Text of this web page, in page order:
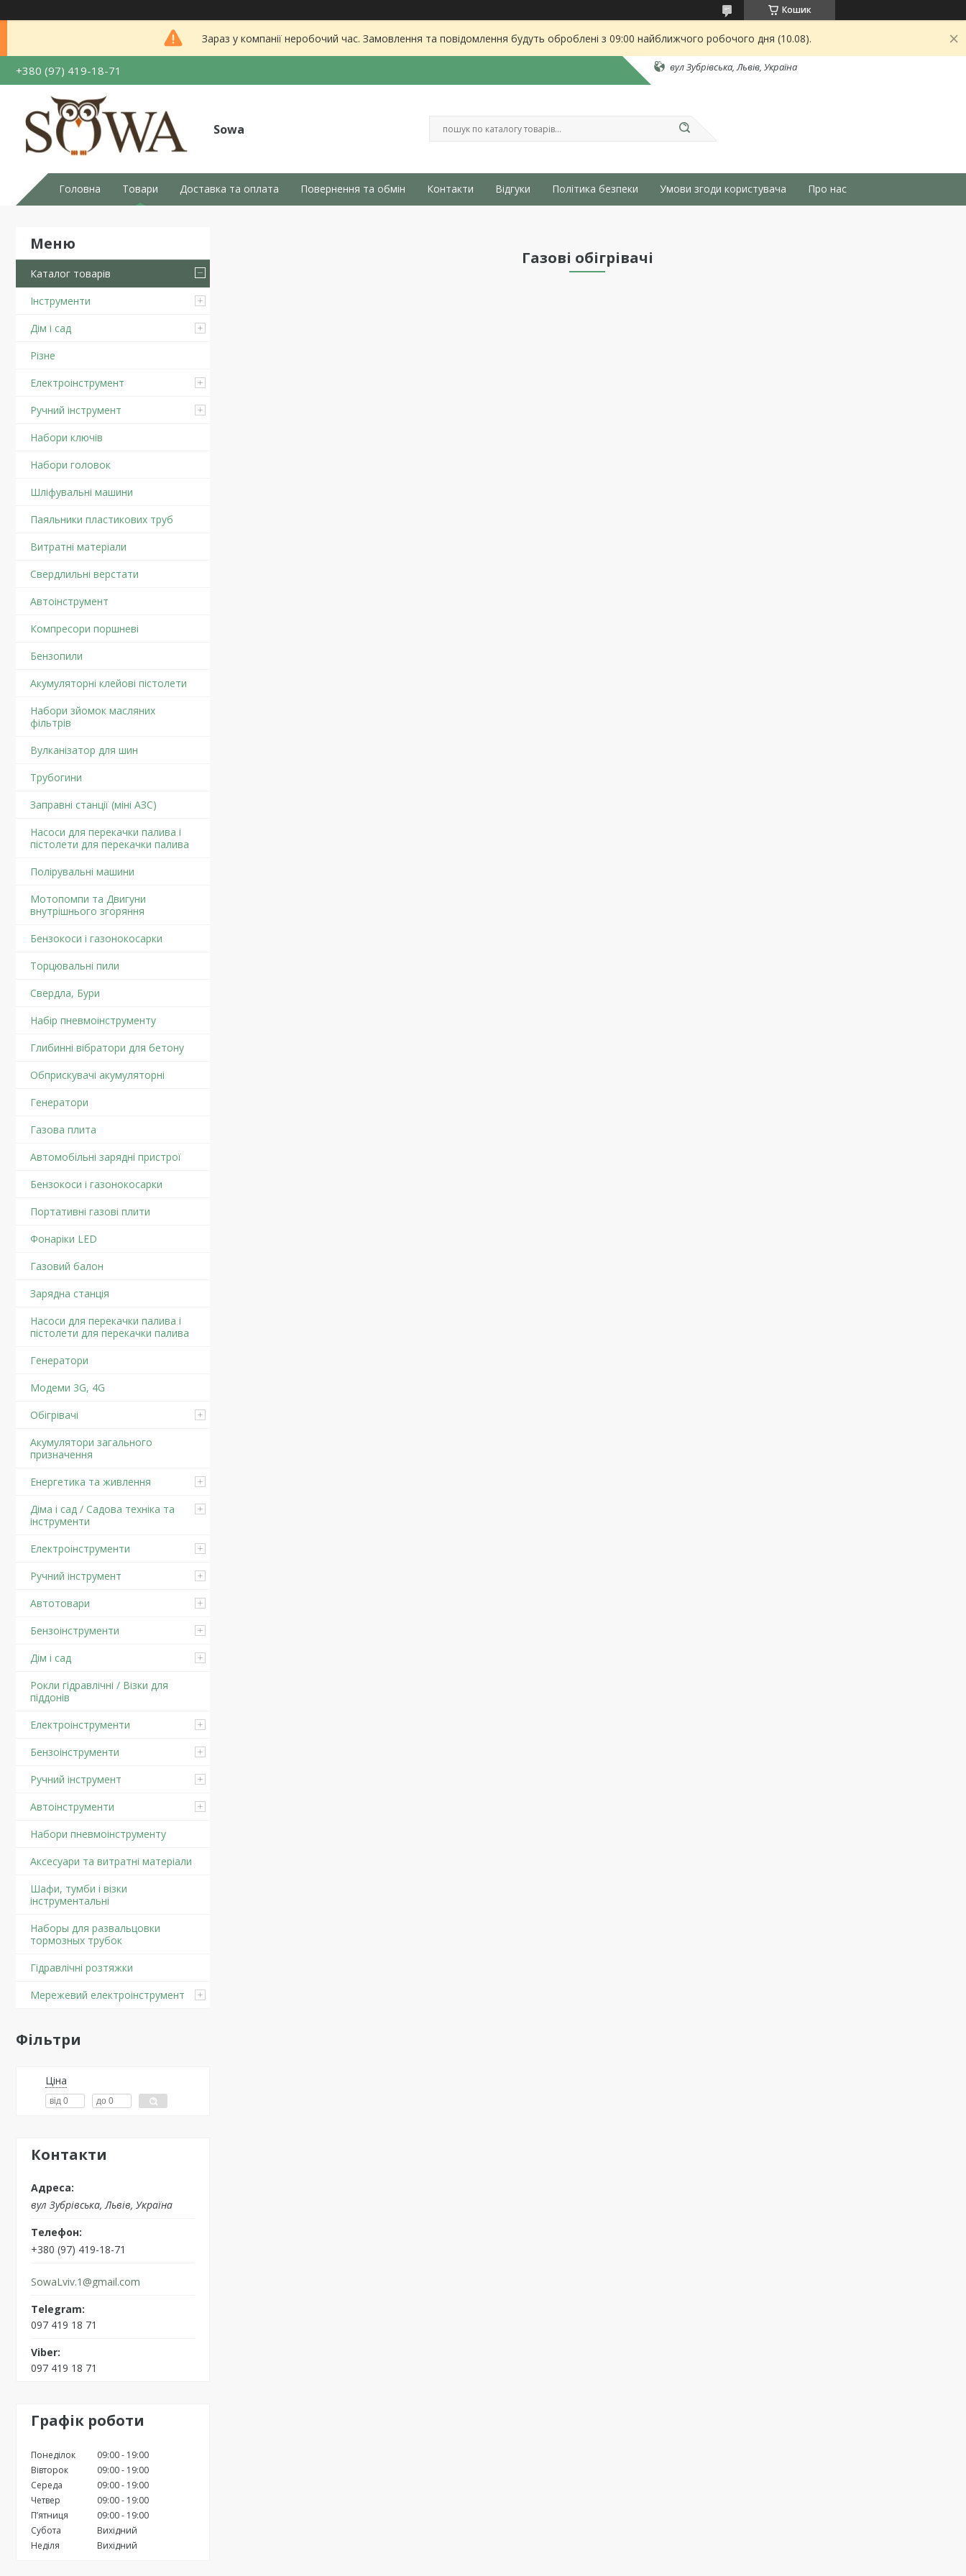
Кошик
Зараз у компанії неробочий час. Замовлення та повідомлення будуть оброблені з 09:00 найближчого робочого дня (10.08).
+380 (97) 419-18-71 вул Зубрівська, Львів, Україна
Sowa
Головна Товари Доставка та оплата Повернення та обмін Контакти Відгуки Політика безпеки Умови згоди користувача Про нас
Каталог товарів
Інструменти
Дім і сад
Різне
Електроінструмент
Ручний інструмент
Набори ключів
Набори головок
Шліфувальні машини
Паяльники пластикових труб
Витратні матеріали
Свердлильні верстати
Автоінструмент
Компресори поршневі
Бензопили
Акумуляторні клейові пістолети
Набори зйомок масляних
фільтрів
Вулканізатор для шин
Трубогини
Заправні станції (міні АЗС)
Насоси для перекачки палива і
пістолети для перекачки палива
Полірувальні машини
Мотопомпи та Двигуни
внутрішнього згоряння
Бензокоси і газонокосарки
Торцювальні пили
Свердла, Бури
Набір пневмоінструменту
Глибинні вібратори для бетону
Обприскувачі акумуляторні
Генератори
Газова плита
Автомобільні зарядні пристрої
Бензокоси і газонокосарки
Портативні газові плити
Фонаріки LED
Газовий балон
Зарядна станція
Насоси для перекачки палива і
пістолети для перекачки палива
Генератори
Модеми 3G, 4G
Обігрівачі
Акумулятори загального
призначення
Енергетика та живлення
Діма і сад / Садова техніка та
інструменти
Електроінструменти
Ручний інструмент
Автотовари
Бензоінструменти
Дім і сад
Рокли гідравлічні / Візки для
піддонів
Електроінструменти
Бензоінструменти
Ручний інструмент
Автоінструменти
Набори пневмоінструменту
Аксесуари та витратні матеріали
Шафи, тумби і візки
інструментальні
Наборы для развальцовки
тормозных трубок
Гідравлічні розтяжки
Мережевий електроінструмент
Фільтри
Ціна
Контакти
вул Зубрівська, Львів, Україна
+380 (97) 419-18-71
SowaLviv.1@gmail.com
097 419 18 71
097 419 18 71
Графік роботи
Понеділок 09:00
19:00
Вівторок
09:00
19:00
Середа
09:00
19:00
Четвер
09:00
19:00
Пʼятниця
09:00
19:00
Субота
Вихідний
Неділя
Вихідний
Газові обігрівачі